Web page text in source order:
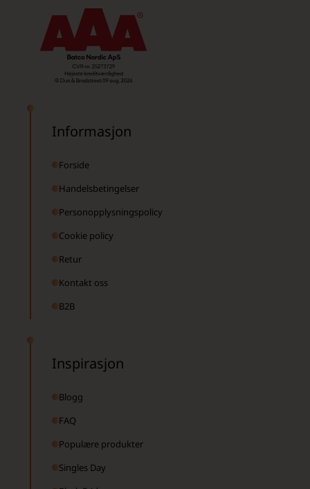
Informasjon
Forside
Handelsbetingelser
Personopplysningspolicy
Cookie policy
Retur
Kontakt oss
B2B
Inspirasjon
Blogg
FAQ
Populære produkter
Singles Day